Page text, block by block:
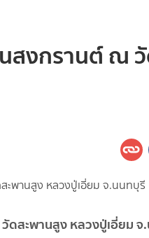
สงกรานต์ ณ
ดสะพานสูง หลวงปู่เอี่ยม จ